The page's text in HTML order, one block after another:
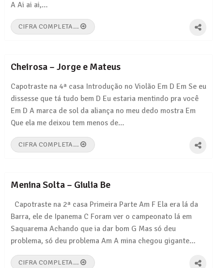
A Ai ai ai,…
CIFRA COMPLETA...
Cheirosa – Jorge e Mateus
Capotraste na 4ª casa Introdução no Violão Em D Em Se eu
dissesse que tá tudo bem D Eu estaria mentindo pra você
Em D A marca de sol da aliança no meu dedo mostra Em
Que ela me deixou tem menos de…
CIFRA COMPLETA...
Menina Solta – Giulia Be
Capotraste na 2ª casa Primeira Parte Am F Ela era lá da
Barra, ele de Ipanema C Foram ver o campeonato lá em
Saquarema Achando que ia dar bom G Mas só deu
problema, só deu problema Am A mina chegou gigante…
CIFRA COMPLETA...